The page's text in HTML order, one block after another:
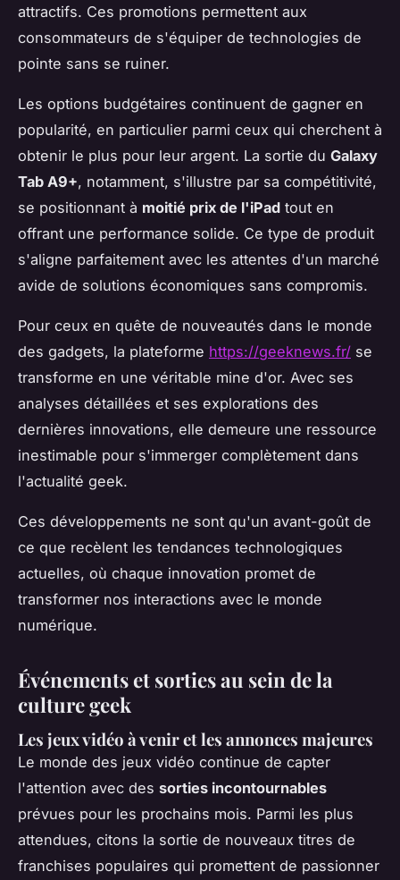
attractifs. Ces promotions permettent aux
consommateurs de s'équiper de technologies de
pointe sans se ruiner.
Les options budgétaires continuent de gagner en
popularité, en particulier parmi ceux qui cherchent à
obtenir le plus pour leur argent. La sortie du Galaxy
Tab A9+, notamment, s'illustre par sa compétitivité,
se positionnant à moitié prix de l'iPad tout en
offrant une performance solide. Ce type de produit
s'aligne parfaitement avec les attentes d'un marché
avide de solutions économiques sans compromis.
Pour ceux en quête de nouveautés dans le monde
des gadgets, la plateforme https://geeknews.fr/ se
transforme en une véritable mine d'or. Avec ses
analyses détaillées et ses explorations des
dernières innovations, elle demeure une ressource
inestimable pour s'immerger complètement dans
l'actualité geek.
Ces développements ne sont qu'un avant-goût de
ce que recèlent les tendances technologiques
actuelles, où chaque innovation promet de
transformer nos interactions avec le monde
numérique.
Événements et sorties au sein de la
culture geek
Les jeux vidéo à venir et les annonces majeures
Le monde des jeux vidéo continue de capter
l'attention avec des sorties incontournables
prévues pour les prochains mois. Parmi les plus
attendues, citons la sortie de nouveaux titres de
franchises populaires qui promettent de passionner